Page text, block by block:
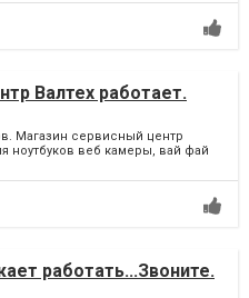
Валтех работает.
Магазин сервисный центр
ноутбуков веб камеры, вай фай
работать...Звоните.